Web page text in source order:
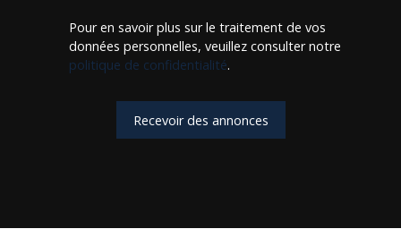
Pour en savoir plus sur le traitement de vos
données personnelles, veuillez consulter notre
politique de confidentialité.
Recevoir des annonces